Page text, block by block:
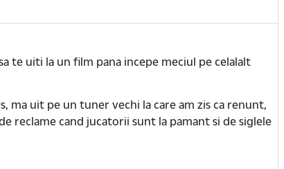
te uiti la un film pana incepe meciul pe celalalt
ma uit pe un tuner vechi la care am zis ca renunt,
reclame cand jucatorii sunt la pamant si de siglele